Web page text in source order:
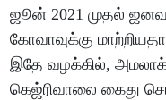
ஜூன் 2021 முதல்
கோவாவுக்கு
இதே வழக்கில்,
கெஜ்ரிவாலை கைது